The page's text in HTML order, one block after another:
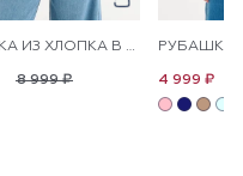
РУБАШКА ИЗ ХЛОПКА В ПОЛОСКУ ПРЯМАЯ
8 999 ₽ 4 999 ₽